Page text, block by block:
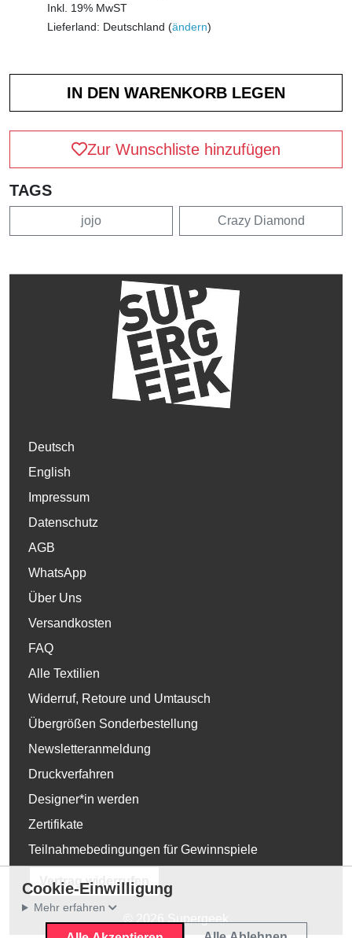
Inkl. 19% MwST
Lieferland: Deutschland (ändern)
Zur Wunschliste hinzufügen
TAGS
jojo Crazy Diamond
Deutsch
English
Impressum
Datenschutz
AGB
WhatsApp
Über Uns
Versandkosten
FAQ
Alle Textilien
Widerruf, Retoure und Umtausch
Übergrößen Sonderbestellung
Newsletteranmeldung
Druckverfahren
Designer*in werden
Zertifikate
Teilnahmebedingungen für Gewinnspiele
Vertrag widerrufen
Cookie-Einwilligung
Mehr erfahren